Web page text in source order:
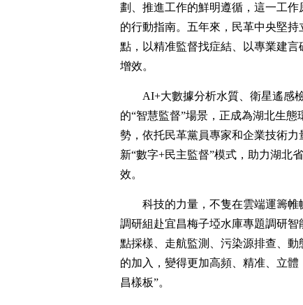
劃、推進工作的鮮明遵循，這一工
的行動指南。五年來，民革中央堅
點，以精准監督找症結、以專業建
增效。
AI+大數據分析水質、衛星遙
的“智慧監督”場景，正成為湖北生
勢，依托民革黨員專家和企業技術
新“數字+民主監督”模式，助力湖北
效。
科技的力量，不隻在雲端運籌帷
調研組赴宜昌梅子埡水庫專題調研
點採樣、走航監測、污染源排查、
的加入，變得更加高頻、精准、立
昌樣板”。